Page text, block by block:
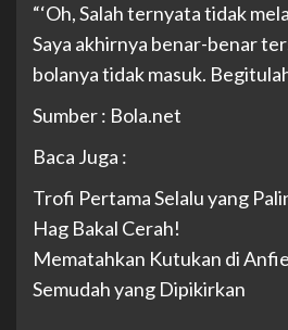
“‘Oh, Salah ternyata tidak
Saya akhirnya benar-benar
bolanya tidak masuk.
Sumber : Bola.net
Baca Juga :
Trofi Pertama Selalu yang
Hag Bakal Cerah!
Mematahkan Kutukan di
Semudah yang Dipikirkan